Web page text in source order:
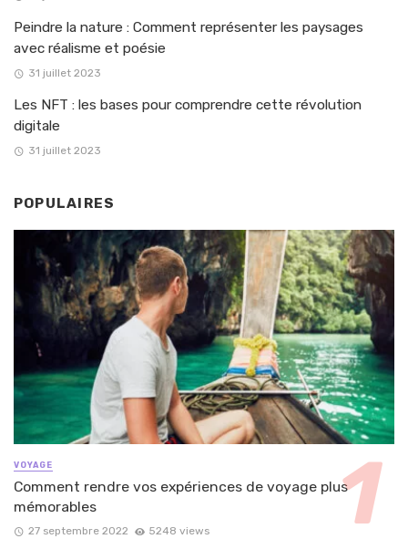
Peindre la nature : Comment représenter les paysages
avec réalisme et poésie
31 juillet 2023
Les NFT : les bases pour comprendre cette révolution
digitale
31 juillet 2023
POPULAIRES
VOYAGE
Comment rendre vos expériences de voyage plus
mémorables
27 septembre 2022 5248 views